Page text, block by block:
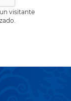
visitante